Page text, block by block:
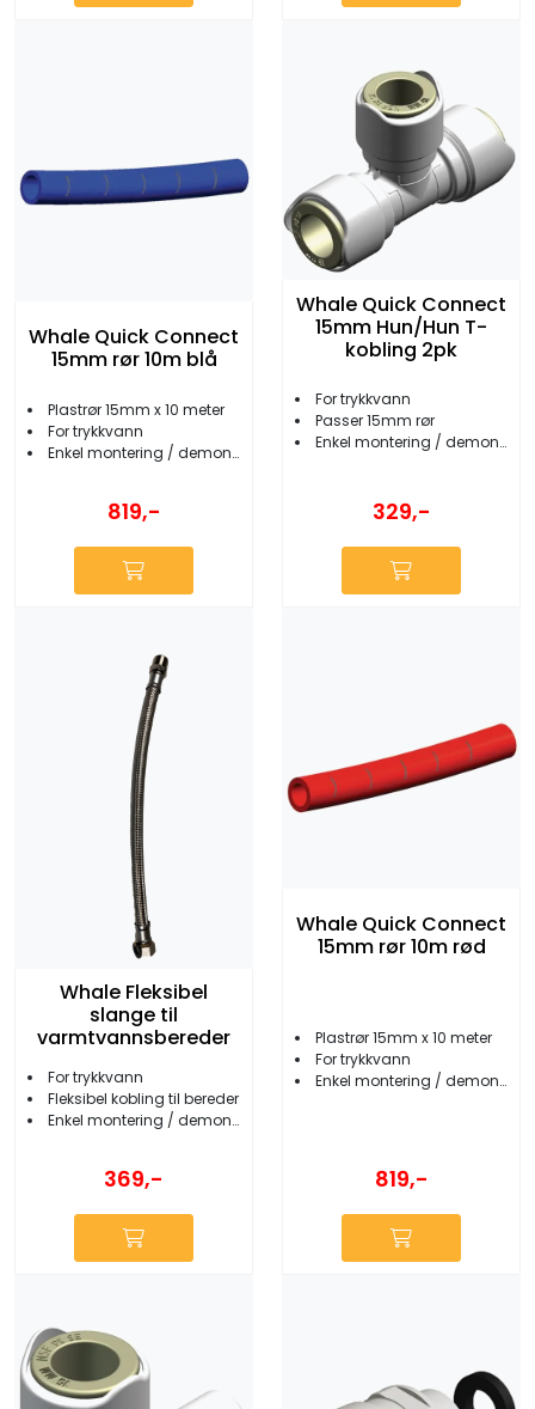
Whale Quick Connect
15mm rør 10m blå
Plastrør 15mm x 10 meter
For trykkvann
Enkel montering / demontering
819,-
Whale Quick Connect
15mm Hun/Hun T-
kobling 2pk
For trykkvann
Passer 15mm rør
Enkel montering / demontering
329,-
Whale Fleksibel
slange til
varmtvannsbereder
For trykkvann
Fleksibel kobling til bereder
Enkel montering / demontering
369,-
Whale Quick Connect
15mm rør 10m rød
Plastrør 15mm x 10 meter
For trykkvann
Enkel montering / demontering
819,-